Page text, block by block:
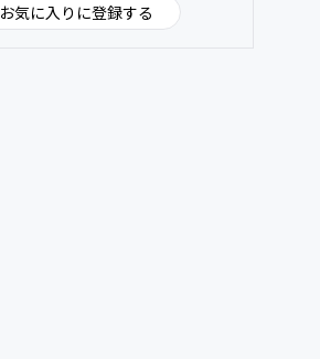
お気に入りに登録する